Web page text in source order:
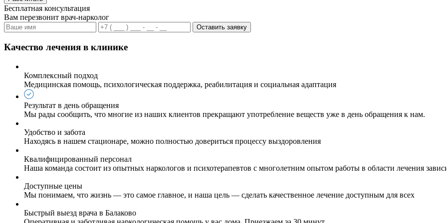
Бесплатная консультация
Вам перезвонит врач-нарколог
Оставить заявку
Качество лечения в клинике
Комплексный подход
Медицинская помощь, психологическая поддержка, реабилитация и социальная адаптация
Результат в день обращения
Мы рады сообщить, что многие из наших клиентов прекращают употребление веществ уже в день обращения к нам.
Удобство и забота
Находясь в нашем стационаре, можно полностью довериться процессу выздоровления
Квалифицированный персонал
Наша команда состоит из опытных наркологов и психотерапевтов с многолетним опытом работы в области лечения
Доступные цены
Мы понимаем, что жизнь — это самое главное, и наша цель — сделать качественное лечение доступным для всех
Быстрый выезд врача в Балаково